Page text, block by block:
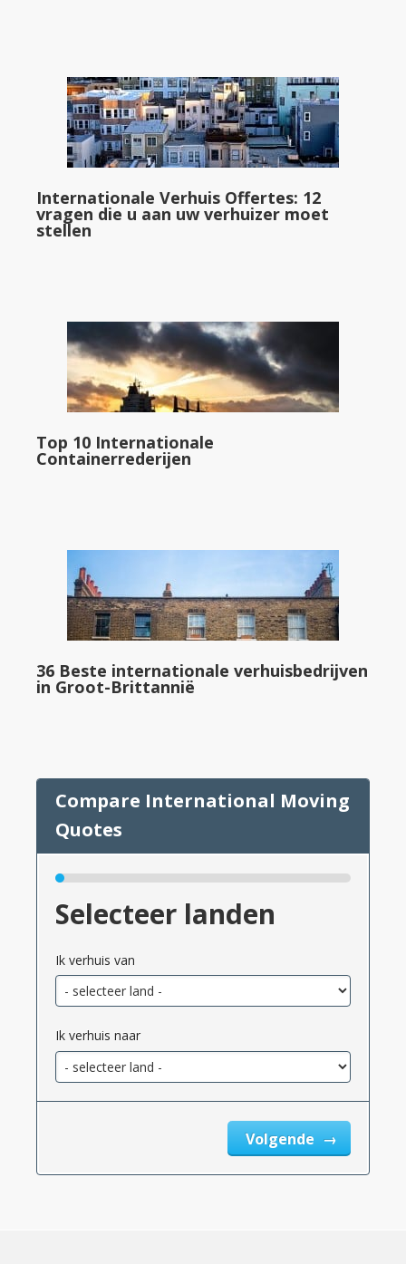
Internationale Verhuis Offertes: 12
vragen die u aan uw verhuizer moet
stellen
Top 10 Internationale
Containerrederijen
36 Beste internationale verhuisbedrijven
in Groot-Brittannië
Selecteer landen
Ik verhuis van
Ik verhuis naar
Volgende